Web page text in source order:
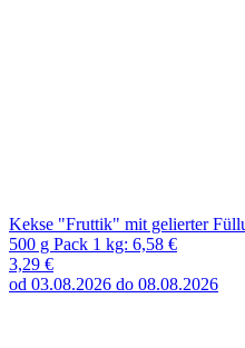
Kekse "Fruttik" mit gelierter
500 g Pack 1 kg: 6,58 €
3,29 €
od 03.08.2026 do 08.08.2026